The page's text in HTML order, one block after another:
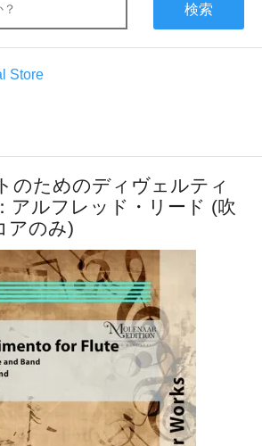
検索
Store
のためのディヴェルティ
アルフレッド・リード (吹
アのみ)